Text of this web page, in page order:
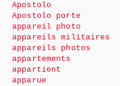
Apostolo
Apostolo porte
appareil photo
appareils militaires
appareils photos
appartements
appartient
apparue